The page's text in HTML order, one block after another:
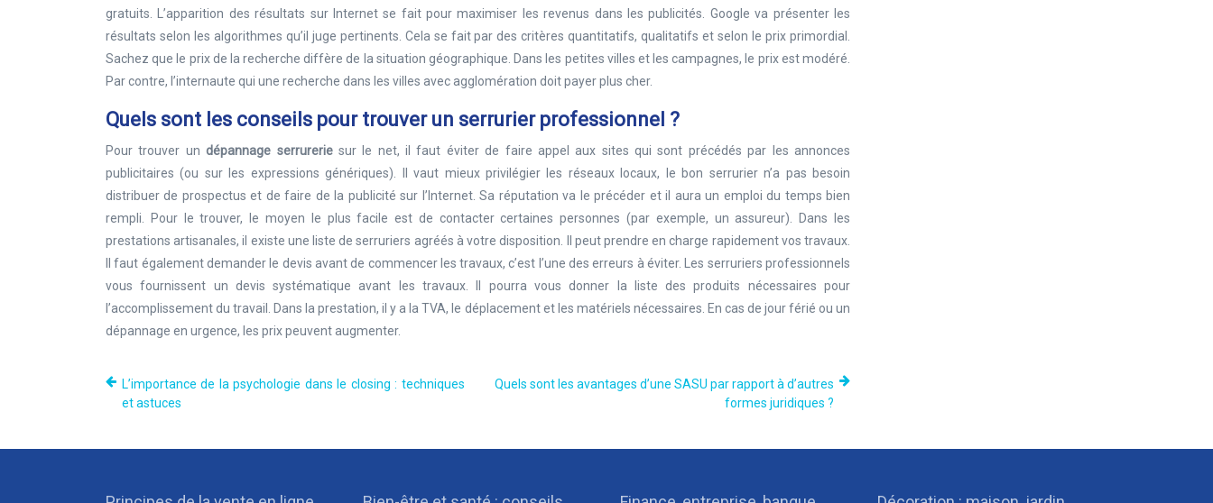
gratuits. L’apparition des résultats sur Internet se fait pour maximiser les revenus dans les publicités. Google va présenter les
résultats selon les algorithmes qu’il juge pertinents. Cela se fait par des critères quantitatifs, qualitatifs et selon le prix primordial.
Sachez que le prix de la recherche diffère de la situation géographique. Dans les petites villes et les campagnes, le prix est modéré.
Par contre, l’internaute qui une recherche dans les villes avec agglomération doit payer plus cher.
Quels sont les conseils pour trouver un serrurier professionnel ?
Pour trouver undépannage serrureriesur le net, il faut éviter de faire appel aux sites qui sont précédés par les annonces
publicitaires (ou sur les expressions génériques). Il vaut mieux privilégier les réseaux locaux, le bon serrurier n’a pas besoin
distribuer de prospectus et de faire de la publicité sur l’Internet. Sa réputation va le précéder et il aura un emploi du temps bien
rempli. Pour le trouver, le moyen le plus facile est de contacter certaines personnes (par exemple, un assureur). Dans les
prestations artisanales, il existe une liste de serruriers agréés à votre disposition. Il peut prendre en charge rapidement vos travaux.
Il faut également demander le devis avant de commencer les travaux, c’est l’une des erreurs à éviter. Les serruriers professionnels
vous fournissent un devis systématique avant les travaux. Il pourra vous donner la liste des produits nécessaires pour
l’accomplissement du travail. Dans la prestation, il y a la TVA, le déplacement et les matériels nécessaires. En cas de jour férié ou un
dépannage en urgence, les prix peuvent augmenter.
L’importance de la psychologie dans le closing : techniques
et astuces
Quels sont les avantages d’une SASU par rapport à d’autres
formes juridiques ?